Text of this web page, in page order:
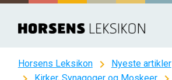
Spring
indhold
Horsens Leksikon chevron_right Nyeste artikler